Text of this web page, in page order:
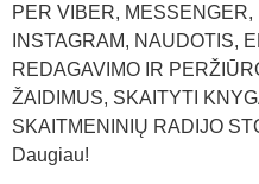
PER VIBER,
INSTAGRAM, NAUDOTIS,
REDAGAVIMO IR
ŽAIDIMUS, SKAITYTI
SKAITMENINIŲ RADIJO
Daugiau!